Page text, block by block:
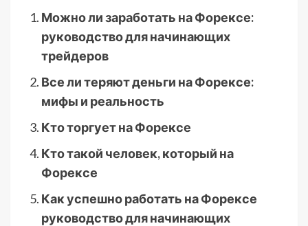
Можно ли заработать на Форексе:
руководство для начинающих
трейдеров
Все ли теряют деньги на Форексе:
мифы и реальность
Кто торгует на Форексе
Кто такой человек, который на
Форексе
Как успешно работать на Форексе
руководство для начинающих